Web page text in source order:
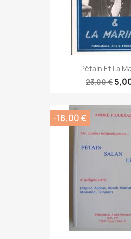
Pétain Et La
23,00 €
-18,00 €